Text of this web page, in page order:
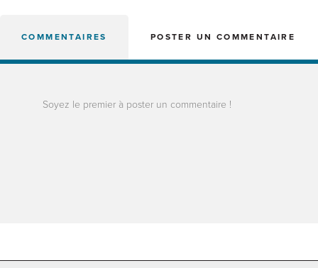
COMMENTAIRES POSTER UN COMMENTAIRE
Soyez le premier à poster un commentaire !